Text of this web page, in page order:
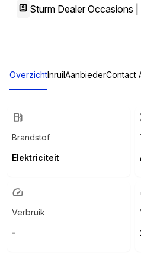
Sturm Dealer Occasions |
OverzichtInruil AanbiederContact
Brandstof
Elektriciteit
Verbruik
-